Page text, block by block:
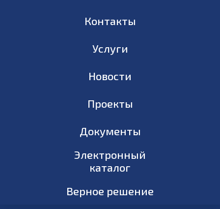
Контакты
Услуги
Новости
Проекты
Документы
Электронный
каталог
Верное решение